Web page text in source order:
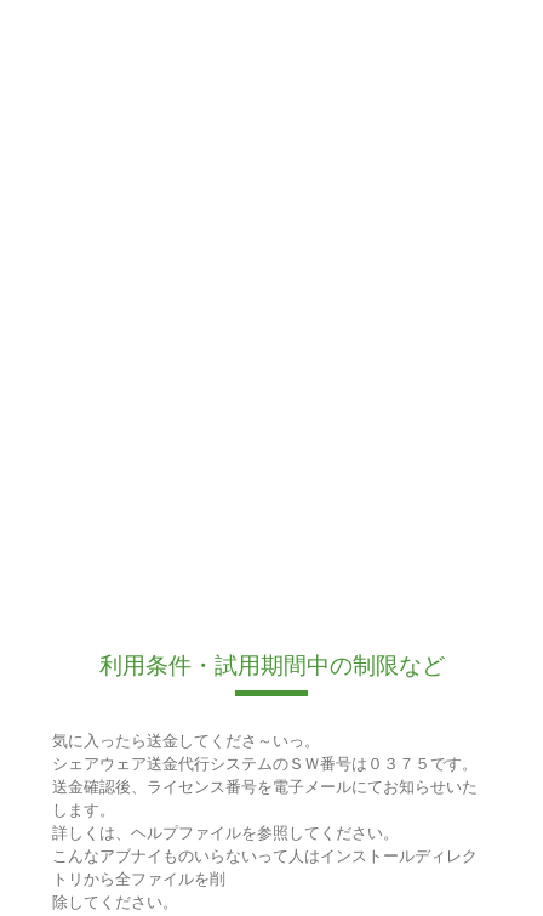
利用条件・試用期間中の制限など
気に入ったら送金してくださ～いっ。
シェアウェア送金代行システムのＳＷ番号は０３７５です。
送金確認後、ライセンス番号を電子メールにてお知らせいた
します。
詳しくは、ヘルプファイルを参照してください。
こんなアブナイものいらないって人はインストールディレク
トリから全ファイルを削
除してください。